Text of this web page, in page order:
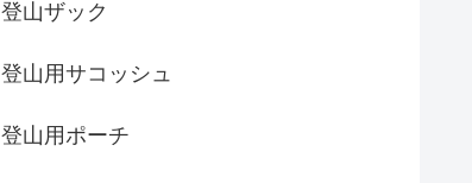
登山ザック
登山用サコッシュ
登山用ポーチ